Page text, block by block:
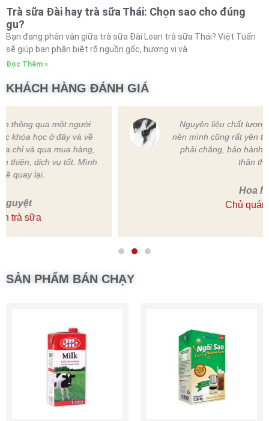
Trà sữa Đài hay trà sữa Thái: Chọn sao cho đúng
gu?
Bạn đang phân vân giữa trà sữa Đài Loan trà sữa Thái? Việt Tuấn
sẽ giúp bạn phân biệt rõ nguồn gốc, hương vị và
Đọc Thêm »
KHÁCH HÀNG ĐÁNH GIÁ
Nguyên liệu chất lượng, có chính sách rõ ràng
nên mình cũng rất yên tâm. Ngoài ra thì giá thành
phải chăng, bảo hành tận tình,nhân viên cũng
SẢN PHẨM BÁN CHẠY